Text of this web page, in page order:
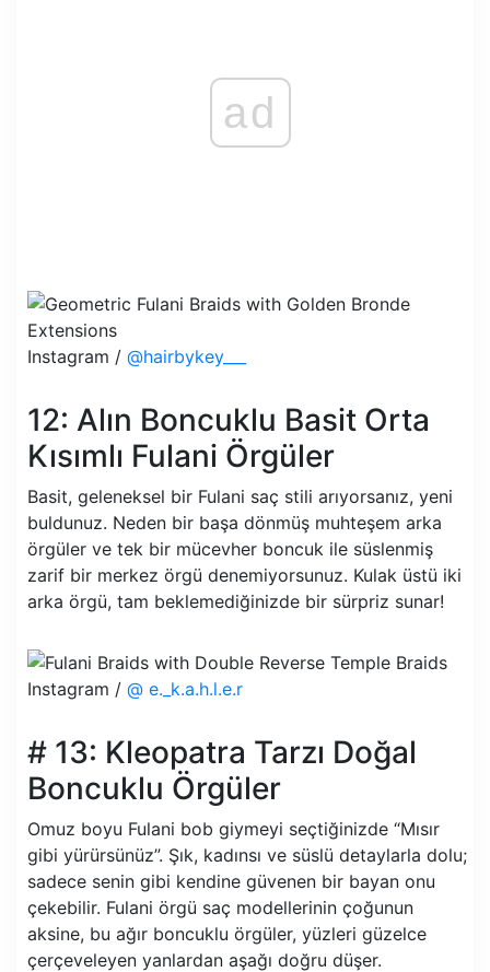
ad
Instagram / @hairbykey___
12: Alın Boncuklu Basit Orta
Kısımlı Fulani Örgüler
Basit, geleneksel bir Fulani saç stili arıyorsanız, yeni
buldunuz. Neden bir başa dönmüş muhteşem arka
örgüler ve tek bir mücevher boncuk ile süslenmiş
zarif bir merkez örgü denemiyorsunuz. Kulak üstü iki
arka örgü, tam beklemediğinizde bir sürpriz sunar!
Instagram / @ e._k.a.h.l.e.r
# 13: Kleopatra Tarzı Doğal
Boncuklu Örgüler
Omuz boyu Fulani bob giymeyi seçtiğinizde “Mısır
gibi yürürsünüz”. Şık, kadınsı ve süslü detaylarla dolu;
sadece senin gibi kendine güvenen bir bayan onu
çekebilir. Fulani örgü saç modellerinin çoğunun
aksine, bu ağır boncuklu örgüler, yüzleri güzelce
çerçeveleyen yanlardan aşağı doğru düşer.